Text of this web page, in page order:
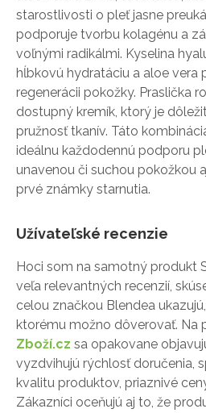
starostlivosti o pleť jasne
podporuje tvorbu kolagénu a
voľnými radikálmi. Kyselina
hĺbkovú hydratáciu a aloe vera
regenerácii pokožky. Praslička
dostupný kremík, ktorý je
pružnosť tkanív. Táto
ideálnu každodennú podporu
unavenou či suchou pokožkou
prvé známky starnutia.
Užívateľské recenzie
Hoci som na samotný produkt
veľa relevantných recenzií,
celou značkou Blendea
ktorému možno dôverovať. Na
Zboží.cz sa opakovane
vyzdvihujú rýchlosť doručenia,
kvalitu produktov, priaznivé
Zákazníci oceňujú aj to, že